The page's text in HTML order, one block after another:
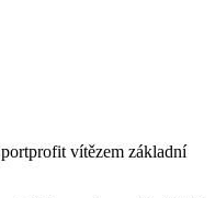
vítězem základní